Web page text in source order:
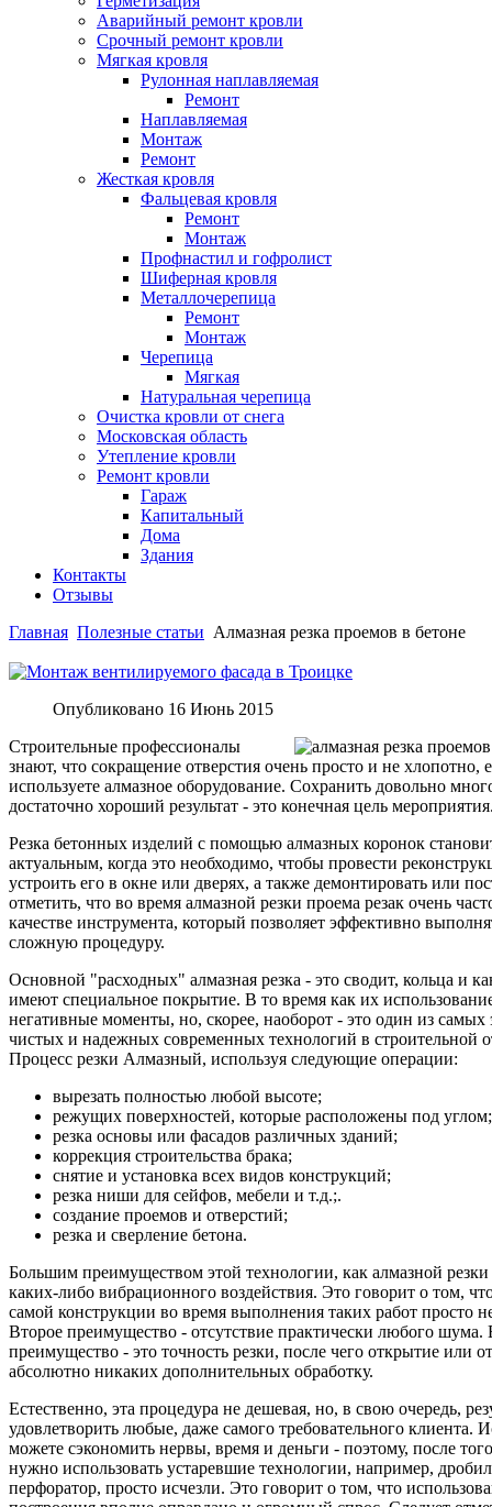
Аварийный ремонт кровли
Срочный ремонт кровли
Мягкая кровля
Рулонная наплавляемая
Ремонт
Наплавляемая
Монтаж
Ремонт
Жесткая кровля
Фальцевая кровля
Ремонт
Монтаж
Профнастил и гофролист
Шиферная кровля
Металлочерепица
Ремонт
Монтаж
Черепица
Мягкая
Натуральная черепица
Очистка кровли от снега
Московская область
Утепление кровли
Ремонт кровли
Гараж
Капитальный
Дома
Здания
Контакты
Отзывы
Главная Полезные статьи Алмазная резка проемов в бетоне
Опубликовано 16 Июнь 2015
Строительные профессионалы
знают, что сокращение отверстия очень просто и не хлопотно,
используете алмазное оборудование. Сохранить довольно
достаточно хороший результат - это конечная цель
Резка бетонных изделий с помощью алмазных коронок
актуальным, когда это необходимо, чтобы провести
устроить его в окне или дверях, а также демонтировать или
отметить, что во время алмазной резки проема резак очень
качестве инструмента, который позволяет эффективно
сложную процедуру.
Основной "расходных" алмазная резка - это сводит, кольца и
имеют специальное покрытие. В то время как их
негативные моменты, но, скорее, наоборот - это один из самых
чистых и надежных современных технологий в строительной
Процесс резки Алмазный, используя следующие операции:
вырезать полностью любой высоте;
режущих поверхностей, которые расположены под углом;
резка основы или фасадов различных зданий;
коррекция строительства брака;
снятие и установка всех видов конструкций;
резка ниши для сейфов, мебели и т.д.;.
создание проемов и отверстий;
резка и сверление бетона.
Большим преимуществом этой технологии, как алмазной резки
каких-либо вибрационного воздействия. Это говорит о том,
самой конструкции во время выполнения таких работ просто
Второе преимущество - отсутствие практически любого
преимущество - это точность резки, после чего открытие или
абсолютно никаких дополнительных обработку.
Естественно, эта процедура не дешевая, но, в свою очередь,
удовлетворить любые, даже самого требовательного клиента.
можете сэкономить нервы, время и деньги - поэтому, после
нужно использовать устаревшие технологии, например,
перфоратор, просто исчезли. Это говорит о том, что